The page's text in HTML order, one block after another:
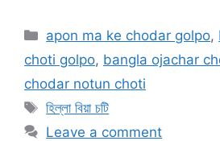
Categories
apon ma ke chodar golpo,
choti golpo, bangla ojachar
chodar notun choti
Tags
হিল্লা বিয়া চটি
Leave a comment